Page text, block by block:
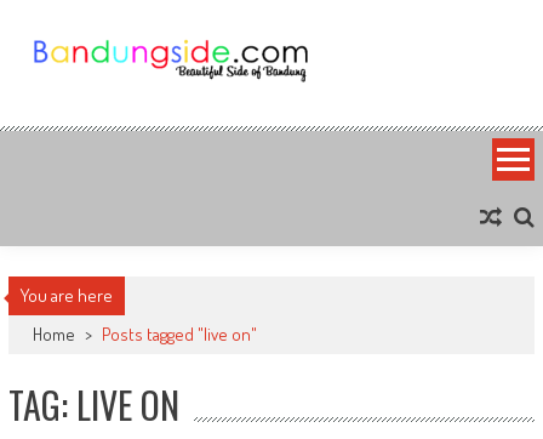
content
Bandung Side
You are here
Home > Posts tagged "live on"
TAG: LIVE ON